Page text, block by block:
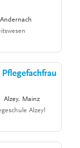
Andernach
Alzey, Mainz
Alzey!